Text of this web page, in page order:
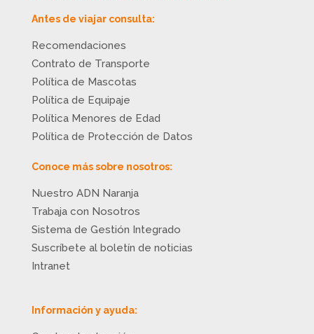
Antes de viajar consulta:
Recomendaciones
Contrato de Transporte
Política de Mascotas
Política de Equipaje
Política Menores de Edad
Política de Protección de Datos
Conoce más sobre nosotros:
Nuestro ADN Naranja
Trabaja con Nosotros
Sistema de Gestión Integrado
Suscríbete al boletín de noticias
Intranet
Información y ayuda: